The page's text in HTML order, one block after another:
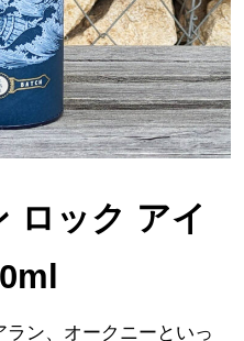
ロック アイ
ン、オークニーといっ